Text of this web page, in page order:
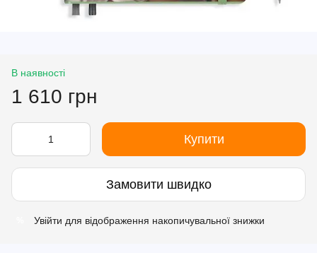
В наявності
1 610 грн
Купити
Замовити швидко
Увійти для відображення накопичувальної знижки